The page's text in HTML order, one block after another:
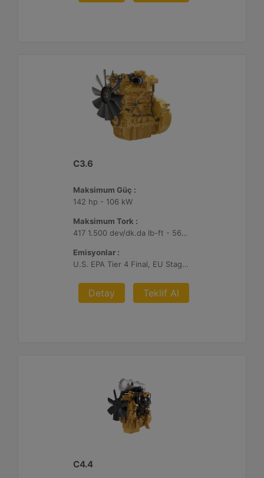
C3.6
Maksimum Güç :
142 hp - 106 kW
Maksimum Tork :
417 1.500 dev/dk.da lb-ft - 566 1.500 dev/dk.da Nm
Emisyonlar :
U.S. EPA Tier 4 Final, EU Stage V, Japan 2014
Detay Teklif Al
C4.4